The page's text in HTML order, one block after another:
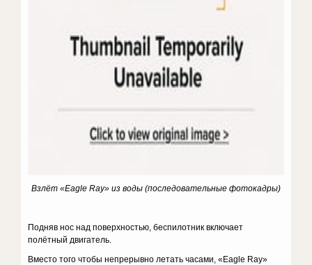
Взлёт «Eagle Ray» из воды (последовательные фотокадры)
Подняв нос над поверхностью, беспилотник включает
полётный двигатель.
Вместо того чтобы непрерывно летать часами, «Eagle Ray»